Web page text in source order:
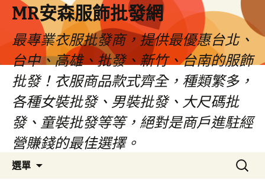
MR安森服飾批發網
最專業衣服批發商，提供最優惠台北、
台中、高雄、批發、新竹、台南的服飾
批發！衣服商品款式齊全，種類繁多，
各種女裝批發、男裝批發、大尺碼批
發、童裝批發等等，絕對是商戶進駐經
營賺錢的最佳選擇。
選單
搜
尋